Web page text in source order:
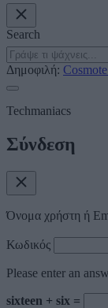
Search
Δημοφιλή: Cosmote
Techmaniacs
Σύνδεση
Όνομα χρήστη ή
Κωδικός
Please enter an
sixteen + six =